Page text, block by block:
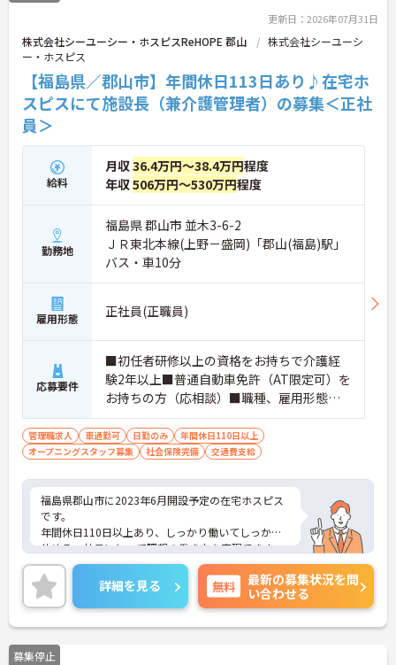
更新日：2026年07月31日
株式会社シーユーシー・ホスピスReHOPE 郡山
株式会社シーユーシ
ー・ホスピス
【福島県／郡山市】年間休日113日あり♪在宅ホ
スピスにて施設長（兼介護管理者）の募集＜正社
員＞
給料
月収36.4万円～38.4万円程度
年収506万円～530万円程度
勤務地
福島県 郡山市 並木3-6-2
ＪＲ東北本線(上野－盛岡)「郡山(福島)駅」
バス・車10分
雇用形態 正社員(正職員)
応募要件
■初任者研修以上の資格をお持ちで介護経
験2年以上■普通自動車免許（AT限定可）を
お持ちの方（応相談）■職種、雇用形態な
ど多様なメンバーから組成されるチームの
マネジメント経験をお持ちの方■店長(飲食
店や販売店などの)、施設長経験ある方歓迎
管理職求人 車通勤可 日勤のみ
年間休日110日以上
オープニングスタッフ募集
社会保険完備 交通費支給
福島県郡山市に2023年6月開設予定の在宅ホスピス
です。
年間休日110日以上あり、しっかり働いてしっかり
休める、社員にとって理想の働き方を実現できま
す。
あなたの経験やスキルを活かして、利用者さまが安
心して過ごせる空間づくりにチャレンジしてみませ
んか？
ご興味をお持ちの方はお気軽にお問い合わせくださ
い。
詳細を見る 無料
最新の募集状況を問
い合わせる
募集停止